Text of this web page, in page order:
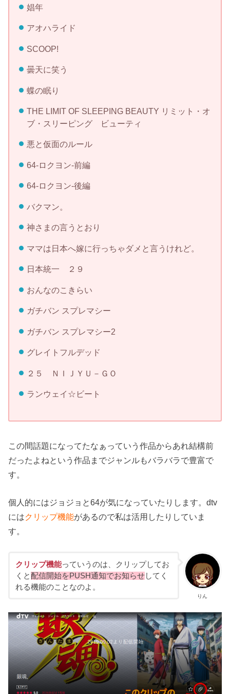
娼年
アオハライド
SCOOP!
曇天に笑う
蝶の眠り
THE LIMIT OF SLEEPING BEAUTY リミット・オ
ブ・スリーピング ビューティ
悪と仮面のルール
64-ロクヨン-前編
64-ロクヨン-後編
バクマン。
神さまの言うとおり
ママは日本へ嫁に行っちゃダメと言うけれど。
日本統一 ２９
おんなのこきらい
ガチバン スプレマシー
ガチバン スプレマシー2
グレイトフルデッド
２５ ＮＩＪＹＵ－ＧＯ
ランウェイ☆ビート
この間話題になってたなぁっていう作品からあれ結構前
だったよねという作品までジャンルもバラバラで豊富で
す。
個人的にはジョジョと64が気になっていたりします。dtv
にはクリップ機能があるので私は活用したりしていま
す。
りん
クリップ機能っていうのは、クリップしてお
くと 配信開始をPUSH通知でお知らせしてく
れる機能のことなのよ。